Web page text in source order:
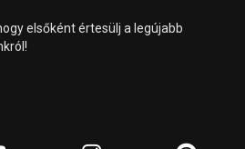
elsőként értesülj a legújabb